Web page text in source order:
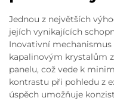
Jednou z největších
jejích vynikajících
Inovativní
kapalinovým krystalům
panelu, což vede k
kontrastu při pohledu z
úspěch umožňuje